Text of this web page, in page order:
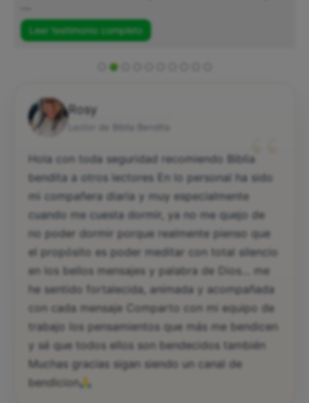
Leer testimonio completo
Rosy
“
Hola con toda seguridad recomiendo Biblia
bendita a otros lectores En lo personal ha sido
mi compañera diaria y muy especialmente
cuando me cuesta dormir, ya no me quejo de
no poder dormir porque realmente pienso que
el propósito es poder meditar con total silencio
en los bellos mensajes y palabra de Dios… me
he sentido fortalecida, animada y acompañada
con cada mensaje Comparto con mi equipo de
trabajo los pensamientos que más me bendicen
y sé que todos ellos son bendecidos también
Muchas gracias sigan siendo un canal de
bendicion